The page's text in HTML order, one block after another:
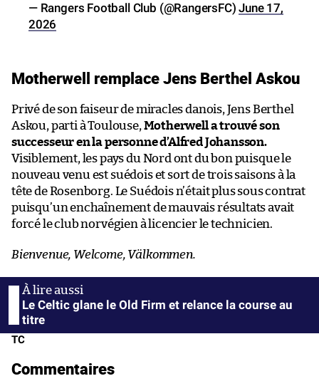
— Rangers Football Club (@RangersFC)June 17,
2026
Motherwell remplace Jens Berthel Askou
Privé de son faiseur de miracles danois, Jens Berthel
Askou, parti à Toulouse, Motherwell a trouvé son
successeur en la personne d’Alfred Johansson.
Visiblement, les pays du Nord ont du bon puisque le
nouveau venu est suédois et sort de trois saisons à la
tête de Rosenborg. Le Suédois n’était plus sous contrat
puisqu’un enchaînement de mauvais résultats avait
forcé le club norvégien à licencier le technicien.
Bienvenue, Welcome, Välkommen.
Le Celtic glane le Old Firm et relance la course au
titre
TC
Commentaires